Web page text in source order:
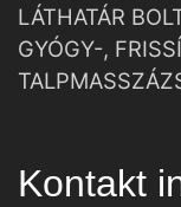
LÁTHATÁR
GYÓGY-,
Kontakt